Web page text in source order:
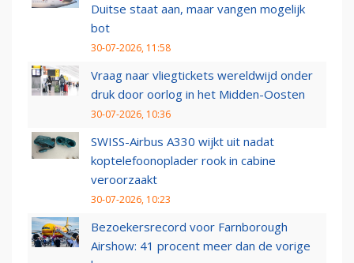
Duitse staat aan, maar vangen mogelijk
bot
30-07-2026, 11:58
Vraag naar vliegtickets wereldwijd onder
druk door oorlog in het Midden-Oosten
30-07-2026, 10:36
SWISS-Airbus A330 wijkt uit nadat
koptelefoonoplader rook in cabine
veroorzaakt
30-07-2026, 10:23
Bezoekersrecord voor Farnborough
Airshow: 41 procent meer dan de vorige